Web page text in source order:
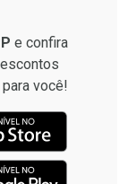
e confira
você!